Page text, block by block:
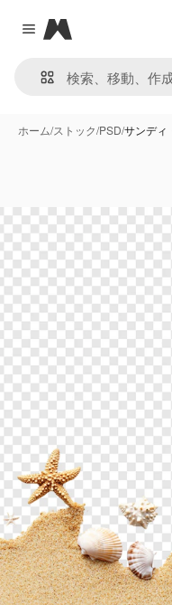
Close menu
Magnific
ホーム/ストック/PSD/サンディ